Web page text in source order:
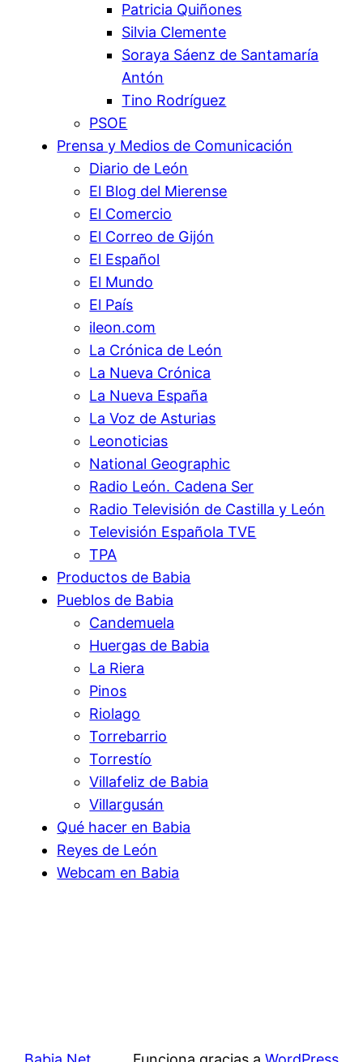
Patricia Quiñones
Silvia Clemente
Soraya Sáenz de Santamaría
Antón
Tino Rodríguez
PSOE
Prensa y Medios de Comunicación
Diario de León
El Blog del Mierense
El Comercio
El Correo de Gijón
El Español
El Mundo
El País
ileon.com
La Crónica de León
La Nueva Crónica
La Nueva España
La Voz de Asturias
Leonoticias
National Geographic
Radio León. Cadena Ser
Radio Televisión de Castilla y León
Televisión Española TVE
TPA
Productos de Babia
Pueblos de Babia
Candemuela
Huergas de Babia
La Riera
Pinos
Riolago
Torrebarrio
Torrestío
Villafeliz de Babia
Villargusán
Qué hacer en Babia
Reyes de León
Webcam en Babia